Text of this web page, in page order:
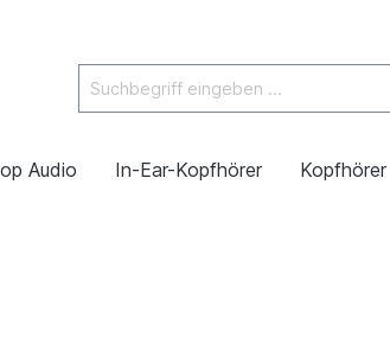
Audio In-Ear-Kopfhörer Kopfhörer